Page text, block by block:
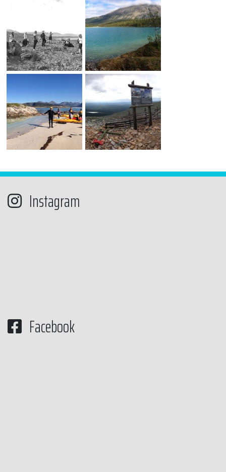
Instagram
Facebook